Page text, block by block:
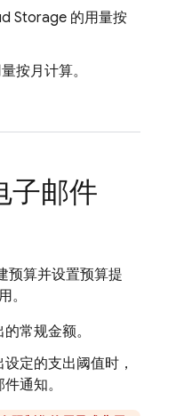
Storage 的用量按
按月计算。
子邮件
预算并设置预算提
。
常规金额。
定的支出阈值时，
通知。